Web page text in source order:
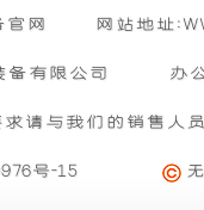
电
机
0分 2026年12月
方案政策
点0分到 2030年12月
官网 网站地址
备有限公司 办
请与我们的销售人
号-15